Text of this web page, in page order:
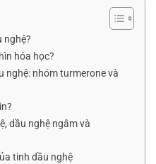
nghệ?
hóa học?
nghệ: nhóm turmerone và
dầu nghệ ngâm và
tinh dầu nghệ